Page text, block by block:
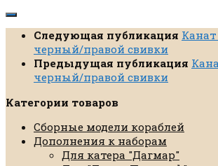
Следующая публикация
черный/правой свивки
Предыдущая публикация
черный/правой свивки
Категории товаров
Сборные модели кораблей
Дополнения к наборам
Для катера "Дагмар"